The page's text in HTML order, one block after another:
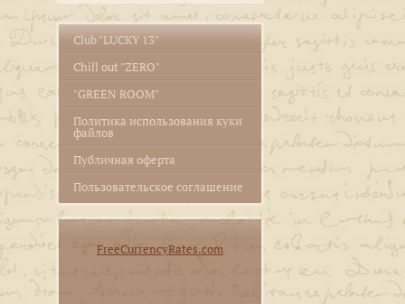
Club "LUCKY 13"
Сhill out "ZERO"
"GREEN ROOM"
Политика использования куки
файлов
Публичная оферта
Пользовательское соглашение
FreeCurrencyRates.com